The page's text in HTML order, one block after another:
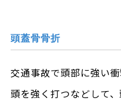
頭蓋骨骨折
交通事故で頭部に強い
頭を強く打つなどして